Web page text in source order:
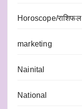
Horoscope/राशिफल
marketing
Nainital
National